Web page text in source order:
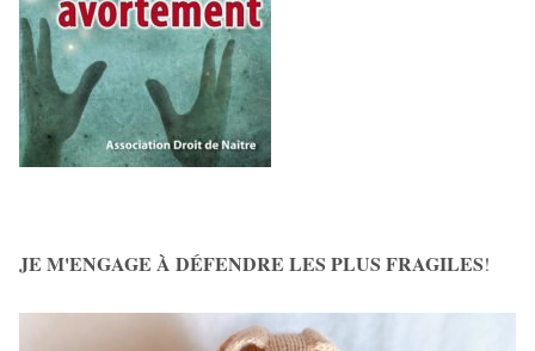
JE M'ENGAGE À DÉFENDRE LES PLUS FRAGILES!